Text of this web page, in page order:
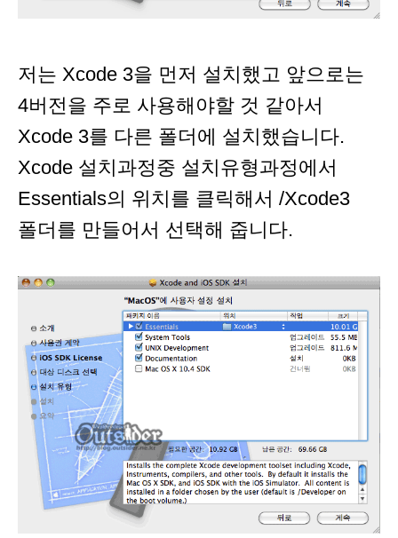
저는 Xcode 3을 먼저 설치했고 앞으로는
4버전을 주로 사용해야할 것 같아서
Xcode 3를 다른 폴더에 설치했습니다.
Xcode 설치과정중 설치유형과정에서
Essentials의 위치를 클릭해서 /Xcode3
폴더를 만들어서 선택해 줍니다.